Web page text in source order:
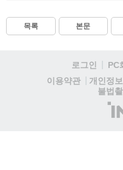
목록 본문
로그인 PC
이용약관
개인정
불법